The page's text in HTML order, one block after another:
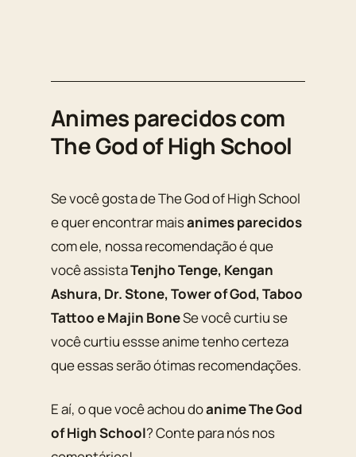
Animes parecidos com
The God of High School
Se você gosta de The God of High School
e quer encontrar maisanimes parecidos
com ele, nossa recomendação é que
você assistaTenjho Tenge, Kengan
Ashura, Dr. Stone, Tower of God, Taboo
Tattoo e Majin BoneSe você curtiu se
você curtiu essse anime tenho certeza
que essas serão ótimas recomendações.
E aí, o que você achou doanime The God
of High School? Conte para nós nos